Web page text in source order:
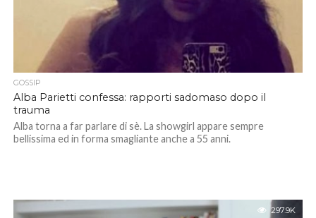
GOSSIP
Alba Parietti confessa: rapporti sadomaso dopo il
trauma
Alba torna a far parlare di sè. La showgirl appare sempre
bellissima ed in forma smagliante anche a 55 anni.
297.9K